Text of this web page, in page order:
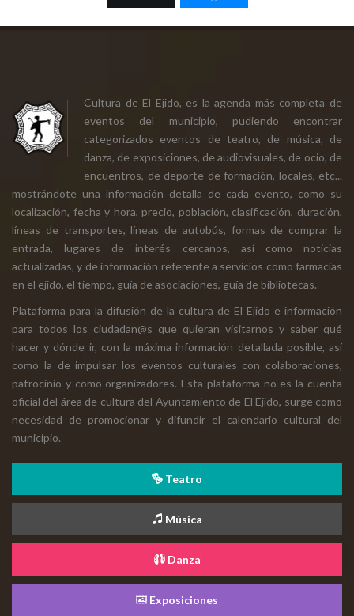
Cultura de El Ejido, es la agenda más completa de
eventos del municipio, pudiendo encontrar
categorizados eventos de teatro, de música, de
danza, de exposiciones, de audiovisuales, de ocio, de
encuentros, de deporte de formación, locales, etc...
mostrándote una información detalla de cada evento, como su
localización, fecha y hora, precio, población, clasificación, duración,
líneas de transportes, líneas de autobús, formas de comprar la
entrada, lugares de interés cercanos, así como noticias
actualizadas, y de información referente a servicios como farmacias
en el ejido, el tiempo, guía de asociaciones, guía de bibliotecas.
Plataforma para la difusión de la cultura de El Ejido e información
para todos los ciudadan@s que quieran visitarnos y saber qué
hacer y dónde ir, con la máxima información detallada posible, así
como la de impulsar los eventos culturales con colaboraciones,
patrocinio y como organizadores. Esta plataforma no es la cuenta
oficial del área de cultura del Ayuntamiento de El Ejido, surge como
necesidad de promocionar y difundir el calendario cultural del
municipio.
Teatro
Música
Danza
Exposiciones